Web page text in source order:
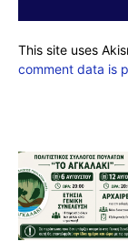
This site uses
comment data is